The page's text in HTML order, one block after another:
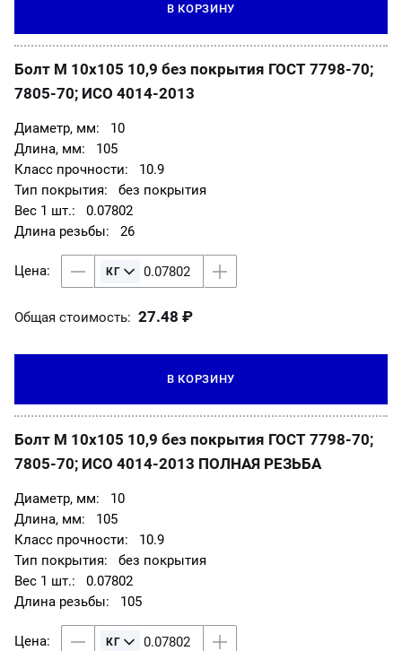
В КОРЗИНУ
Болт М 10х105 10,9 без покрытия ГОСТ 7798-70;
7805-70; ИСО 4014-2013
10
105
10.9
без покрытия
0.07802
26
Общая стоимость: 27.48 ₽
В КОРЗИНУ
Болт М 10х105 10,9 без покрытия ГОСТ 7798-70;
7805-70; ИСО 4014-2013 ПОЛНАЯ РЕЗЬБА
10
105
10.9
без покрытия
0.07802
105